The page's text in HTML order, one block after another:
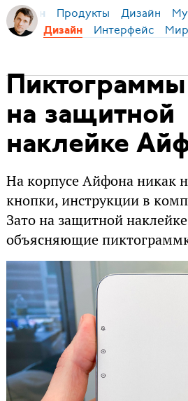
Бирман Продукты Дизайн
Дизайн
Интерфейс Мир
Пиктограммы
на защитной
наклейке
На корпусе Айфона никак
кнопки, инструкции в
Зато на защитной
объясняющие